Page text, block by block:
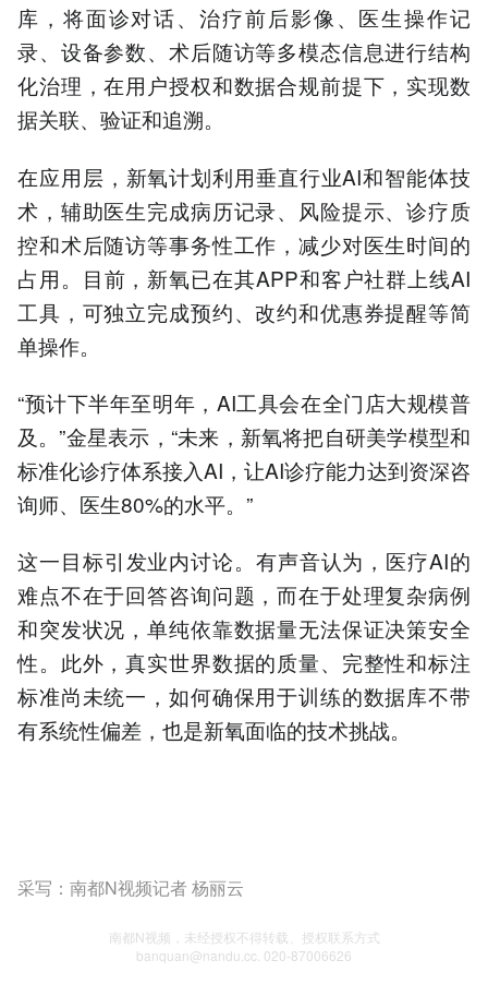
库，将面诊对话、治疗前后影像、医生操作记
录、设备参数、术后随访等多模态信息进行结构
化治理，在用户授权和数据合规前提下，实现数
据关联、验证和追溯。
在应用层，新氧计划利用垂直行业AI和智能体技
术，辅助医生完成病历记录、风险提示、诊疗质
控和术后随访等事务性工作，减少对医生时间的
占用。目前，新氧已在其APP和客户社群上线AI
工具，可独立完成预约、改约和优惠券提醒等简
单操作。
“预计下半年至明年，AI工具会在全门店大规模普
及。”金星表示，“未来，新氧将把自研美学模型和
标准化诊疗体系接入AI，让AI诊疗能力达到资深咨
询师、医生80%的水平。”
这一目标引发业内讨论。有声音认为，医疗AI的
难点不在于回答咨询问题，而在于处理复杂病例
和突发状况，单纯依靠数据量无法保证决策安全
性。此外，真实世界数据的质量、完整性和标注
标准尚未统一，如何确保用于训练的数据库不带
有系统性偏差，也是新氧面临的技术挑战。
采写：南都N视频记者 杨丽云
南都N视频，未经授权不得转载、授权联系方式
banquan@nandu.cc. 020-87006626